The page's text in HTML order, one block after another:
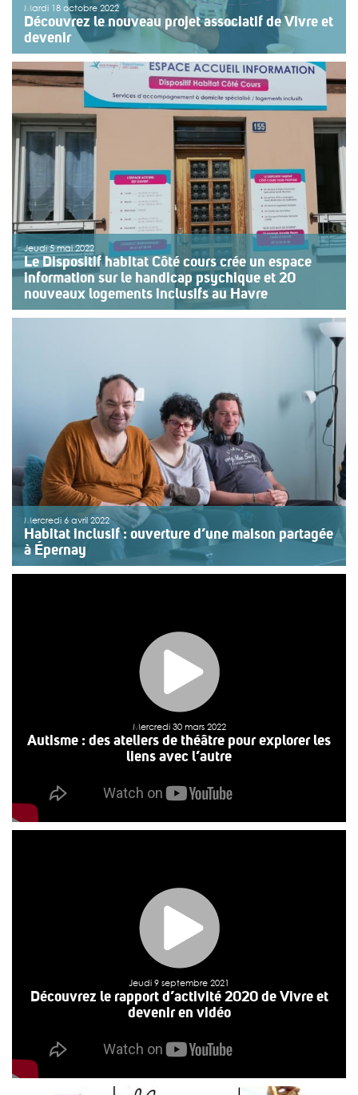
Mardi 18 octobre 2022
Découvrez le nouveau projet associatif de Vivre et
devenir
Les actions du projet associatif 2022-2026 sont
rassemblées autour de trois axes stratégiques :
L’accomplissement des personnes, des familles et des
bénévoles, La consolidation et le développement des
territoires dans une démarche de création de valeur
partagée, Une organisation agile […]
>>Lire la suite
Jeudi 5 mai 2022
Le Dispositif habitat Côté cours crée un espace
information sur le handicap psychique et 20
nouveaux logements inclusifs au Havre
Maritime). L’espace accueil fait partie d’un projet plus
Mercredi 6 avril 2022
Habitat inclusif : ouverture d’une maison partagée
à Épernay
psychique touche plus de 3 millions[1] de […]
Mercredi 30 mars 2022
Autisme : des ateliers de théâtre pour explorer les
liens avec l’autre
Jeudi 9 septembre 2021
Découvrez le rapport d’activité 2020 de Vivre et
devenir en vidéo